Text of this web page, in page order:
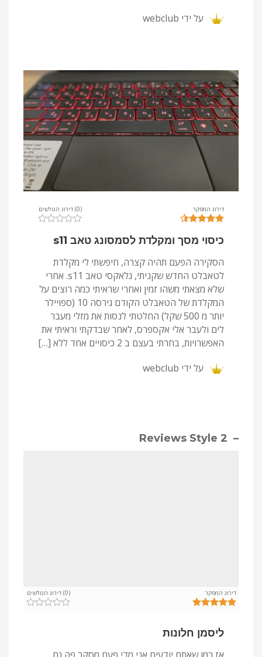
על ידי webclub
דירוג המסקר (0) דירוג הגולשים
כיסוי מסך ומקלדת לסמסונג טאב s11
הסקירה הפעם תהיה קצרה, חיפשתי לי מקלדת
לטאבלט החדש שקניתי, גלאקסי טאב s11. אחרי
שלא מצאתי משהו זמין ואחרי שראיתי כמה רוצים על
המקלדת של הטאבלט הקודם גירסה 10 (ספויילר
יותר מ 500 שקל) החלטתי לנסות את מזלי מעבר
לים ולעבר אלי אקספרס, לאחר שבדקתי וראיתי את
האפשרויות, בחרתי בעצם ב 2 כיסויים אחד ללא […]
על ידי webclub
– Reviews Style 2
דירוג המסקר (0) דירוג הגולשים
ליסמן חלונות